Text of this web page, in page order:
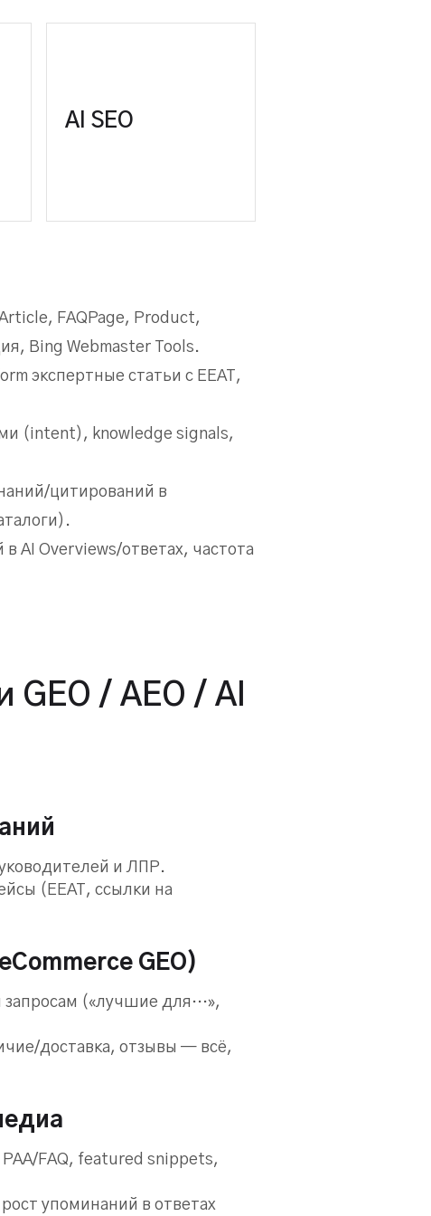
AI SEO
для новых каналов ИИ-поиска:
ChatGPT, Google SGE, Bing
FAQPage, Product,
Bing Webmaster Tools.
экспертные статьи с EEAT,
(intent), knowledge signals,
цитирований в
AI Overviews/ответах, частота
GEO / AEO / AI
и ЛПР.
(EEAT, ссылки на
GEO)
(«лучшие для…»,
доставка, отзывы — всё,
FAQ, featured snippets,
упоминаний в ответах